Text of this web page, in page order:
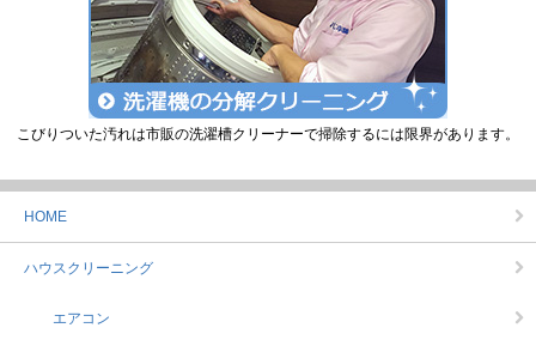
こびりついた汚れは市販の洗濯槽クリーナーで掃除するには限界があります。
HOME
ハウスクリーニング
エアコン